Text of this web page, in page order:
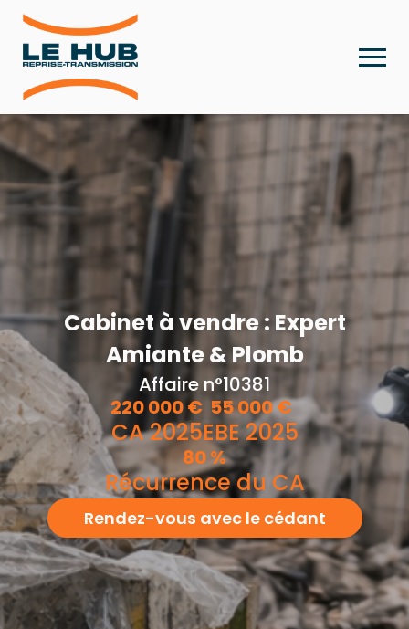
Cabinet à vendre : Expert
Amiante & Plomb
Affaire n°10381
220 000€
CA 2025
55 000€
EBE 2025
80%
Récurrence du CA
Rendez-vous avec le cédant